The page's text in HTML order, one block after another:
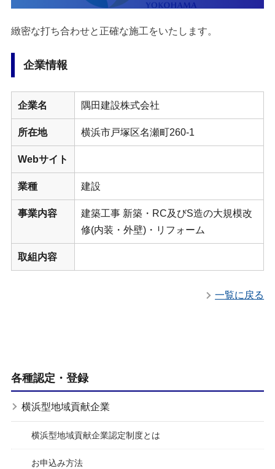
緻密な打ち合わせと正確な施工をいたします。
企業情報
企業名 隅田建設株式会社
所在地 横浜市戸塚区名瀬町260-1
Webサイト
業種 建設
事業内容
建築工事 新築・RC及びS造の大規模改
修(内装・外壁)・リフォーム
取組内容
一覧に戻る
各種認定・登録
横浜型地域貢献企業
横浜型地域貢献企業認定制度とは
お申込み方法